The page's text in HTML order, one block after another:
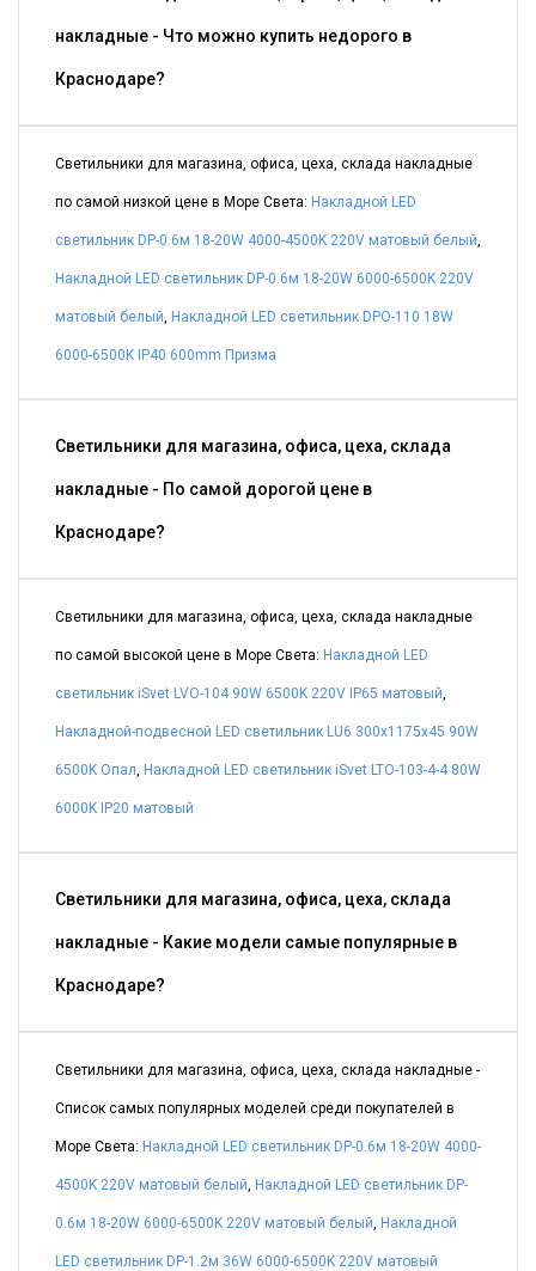
накладные - Что можно купить недорого в
Краснодаре?
Светильники для магазина, офиса, цеха, склада накладные
по самой низкой цене в Море Света: Накладной LED
светильник DP-0.6м 18-20W 4000-4500K 220V матовый белый,
Накладной LED светильник DP-0.6м 18-20W 6000-6500K 220V
матовый белый, Накладной LED светильник DPO-110 18W
6000-6500K IP40 600mm Призма
Светильники для магазина, офиса, цеха, склада
накладные - По самой дорогой цене в
Краснодаре?
Светильники для магазина, офиса, цеха, склада накладные
по самой высокой цене в Море Света: Накладной LED
светильник iSvet LVO-104 90W 6500K 220V IP65 матовый,
Накладной-подвесной LED светильник LU6 300х1175х45 90W
6500K Опал, Накладной LED светильник iSvet LTO-103-4-4 80W
6000K IP20 матовый
Светильники для магазина, офиса, цеха, склада
накладные - Какие модели самые популярные в
Краснодаре?
Светильники для магазина, офиса, цеха, склада накладные -
Список самых популярных моделей среди покупателей в
Море Света: Накладной LED светильник DP-0.6м 18-20W 4000-
4500K 220V матовый белый, Накладной LED светильник DP-
0.6м 18-20W 6000-6500K 220V матовый белый, Накладной
LED светильник DP-1.2м 36W 6000-6500K 220V матовый